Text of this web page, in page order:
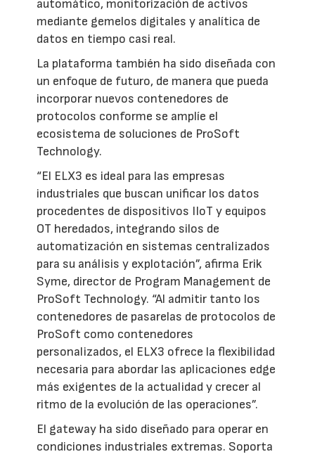
automático, monitorización de activos
mediante gemelos digitales y analítica de
datos en tiempo casi real.
La plataforma también ha sido diseñada con
un enfoque de futuro, de manera que pueda
incorporar nuevos contenedores de
protocolos conforme se amplíe el
ecosistema de soluciones de ProSoft
Technology.
“El ELX3 es ideal para las empresas
industriales que buscan unificar los datos
procedentes de dispositivos IIoT y equipos
OT heredados, integrando silos de
automatización en sistemas centralizados
para su análisis y explotación”, afirma Erik
Syme, director de Program Management de
ProSoft Technology. “Al admitir tanto los
contenedores de pasarelas de protocolos de
ProSoft como contenedores
personalizados, el ELX3 ofrece la flexibilidad
necesaria para abordar las aplicaciones edge
más exigentes de la actualidad y crecer al
ritmo de la evolución de las operaciones”.
El gateway ha sido diseñado para operar en
condiciones industriales extremas. Soporta